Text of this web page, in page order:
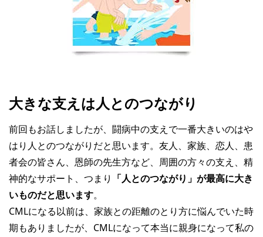
大きな支えは人とのつながり
前回もお話しましたが、闘病中の支えで一番大きいのはや
はり人とのつながりだと思います。友人、家族、恋人、患
者会の皆さん、恩師の先生方など、周囲の方々の支え、精
神的なサポート、つまり 「人とのつながり」が最高に大き
いものだと思います。
CMLになる以前は、家族との距離のとり方に悩んでいた時
期もありましたが、CMLになって本当に親身になって私の